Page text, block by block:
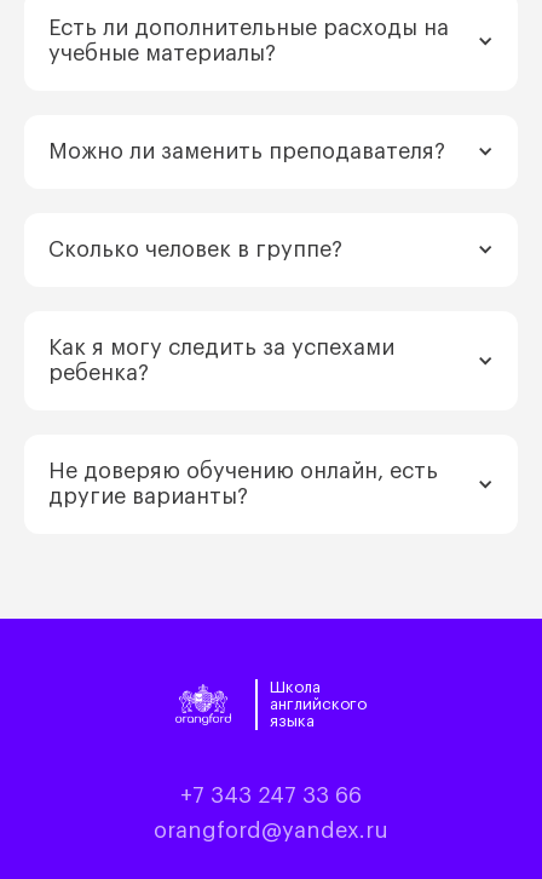
Есть ли дополнительные расходы на
учебные материалы?
Можно ли заменить преподавателя?
Сколько человек в группе?
Как я могу следить за успехами
ребенка?
Не доверяю обучению онлайн, есть
другие варианты?
Школа
английского
языка
+7 343 247 33 66
orangford@yandex.ru